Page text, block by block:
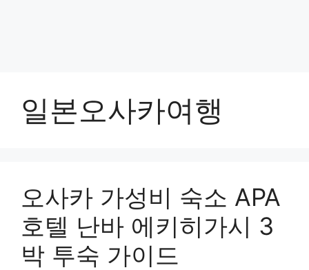
일본오사카여행
오사카 가성비 숙소 APA
호텔 난바 에키히가시 3
박 투숙 가이드